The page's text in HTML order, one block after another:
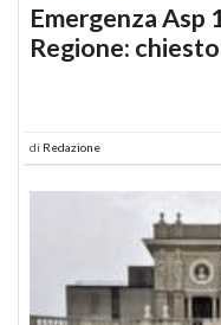
Emergenza
Regione:
di Redazione